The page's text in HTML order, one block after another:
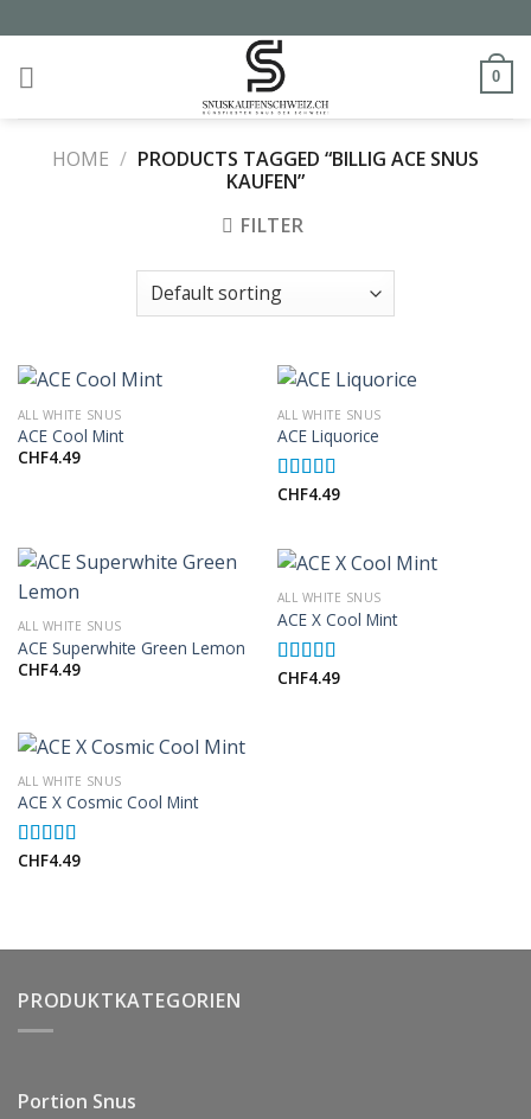
to
content
0
HOME / PRODUCTS TAGGED “BILLIG ACE SNUS
KAUFEN”
FILTER
ALL WHITE SNUS
ACE Cool Mint
CHF4.49
ALL WHITE SNUS
ACE Liquorice
Rated5.00
CHF4.49
ALL WHITE SNUS
ACE Superwhite Green Lemon
CHF4.49
ALL WHITE SNUS
ACE X Cool Mint
Rated5.00
CHF4.49
ALL WHITE SNUS
ACE X Cosmic Cool Mint
Rated5.00
CHF4.49
PRODUKTKATEGORIEN
Portion Snus